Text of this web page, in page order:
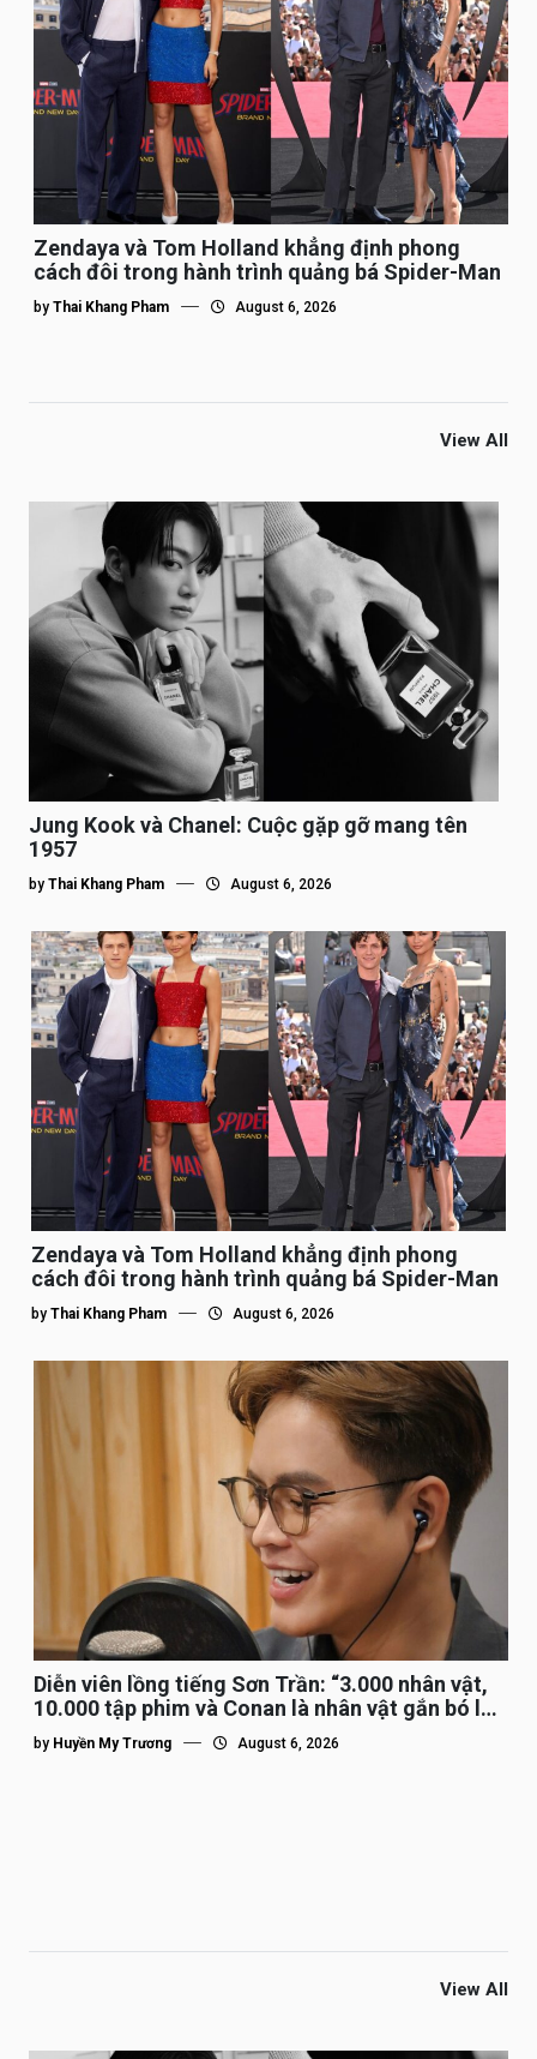
Zendaya và Tom Holland khẳng định phong
cách đôi trong hành trình quảng bá Spider-Man
by Thai Khang Pham August 6, 2026
View All
Jung Kook và Chanel: Cuộc gặp gỡ mang tên
1957
by Thai Khang Pham August 6, 2026
Zendaya và Tom Holland khẳng định phong
cách đôi trong hành trình quảng bá Spider-Man
by Thai Khang Pham August 6, 2026
Diễn viên lồng tiếng Sơn Trần: “3.000 nhân vật,
10.000 tập phim và Conan là nhân vật gắn bó lâu
nhất”
by Huyền My Trương August 6, 2026
View All